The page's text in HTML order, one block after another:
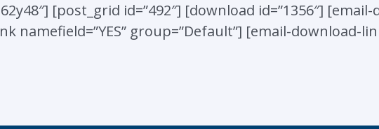
[post_grid id=”492″] [download id=”1356″] [email-
namefield=”YES” group=”Default”] [email-download-